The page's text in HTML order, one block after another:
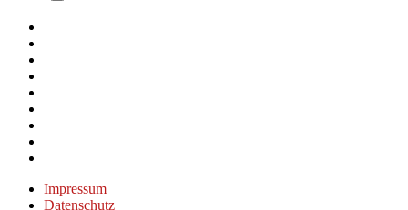
Impressum
Datenschutz